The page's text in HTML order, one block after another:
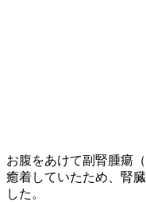
お腹をあけて副腎腫瘍
癒着していたため、腎
した。